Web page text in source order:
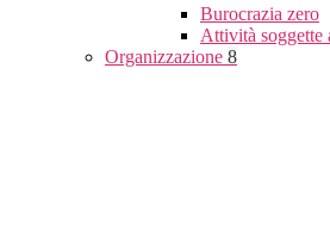
Burocrazia zero
Attività soggette
Organizzazione 8